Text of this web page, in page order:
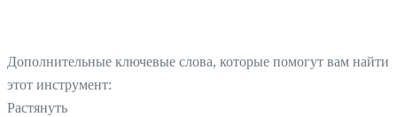
Дополнительные ключевые слова, которые помогут вам найти
этот инструмент:
Растянуть